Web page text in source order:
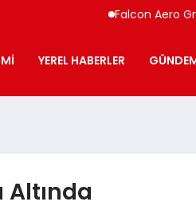
Falcon Aero Group,
YEREL HABERLER
Altında